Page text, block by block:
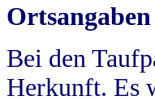
Bei den
Herkunft. Es